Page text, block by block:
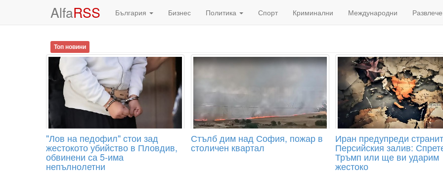
AlfaRSS България Бизнес Политика Спорт Криминални Международни
Топ новини
"Лов на педофил" стои зад
жестокото убийство в Пловдив,
обвинени са 5-има
непълнолетни
Стълб дим над София, пожар в
столичен квартал
Иран предупреди
Персийския залив:
Тръмп или ще ви ударим
жестоко